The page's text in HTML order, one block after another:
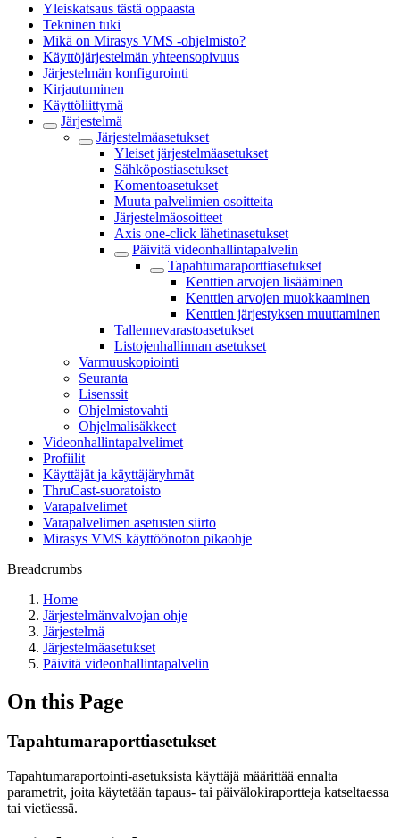
Yleiskatsaus tästä oppaasta
Tekninen tuki
Mikä on Mirasys VMS -ohjelmisto?
Käyttöjärjestelmän yhteensopivuus
Järjestelmän konfigurointi
Kirjautuminen
Käyttöliittymä
Järjestelmä
Järjestelmäasetukset
Yleiset järjestelmäasetukset
Sähköpostiasetukset
Komentoasetukset
Muuta palvelimien osoitteita
Järjestelmäosoitteet
Axis one-click lähetinasetukset
Päivitä videonhallintapalvelin
Tapahtumaraporttiasetukset
Kenttien arvojen lisääminen
Kenttien arvojen muokkaaminen
Kenttien järjestyksen muuttaminen
Tallennevarastoasetukset
Listojenhallinnan asetukset
Varmuuskopiointi
Seuranta
Lisenssit
Ohjelmistovahti
Ohjelmalisäkkeet
Videonhallintapalvelimet
Profiilit
Käyttäjät ja käyttäjäryhmät
ThruCast-suoratoisto
Varapalvelimet
Varapalvelimen asetusten siirto
Mirasys VMS käyttöönoton pikaohje
Breadcrumbs
Home
Järjestelmänvalvojan ohje
Järjestelmä
Järjestelmäasetukset
Päivitä videonhallintapalvelin
On this Page
Tapahtumaraporttiasetukset
Tapahtumaraportointi-asetuksista käyttäjä määrittää ennalta
parametrit, joita käytetään tapaus- tai päivälokiraportteja katseltaessa
tai vietäessä.